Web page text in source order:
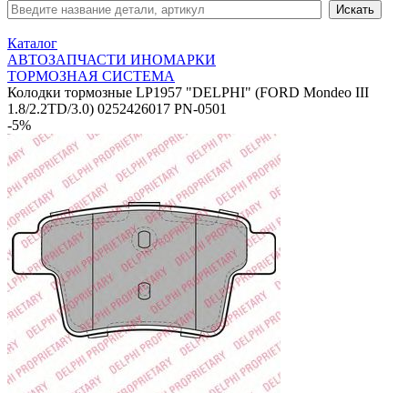
Каталог
АВТОЗАПЧАСТИ ИНОМАРКИ
ТОРМОЗНАЯ СИСТЕМА
Колодки тормозные LP1957 "DELPHI" (FORD Mondeo III
1.8/2.2TD/3.0) 0252426017 PN-0501
-5%